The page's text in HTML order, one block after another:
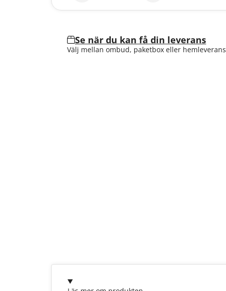
Se när du kan få din leverans
Välj mellan ombud, paketbox eller hemleverans